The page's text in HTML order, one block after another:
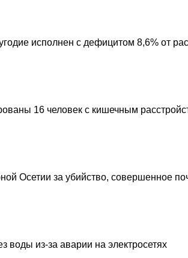
исполнен с дефицитом 8,6% от
16 человек с кишечным
Осетии за убийство, совершенное
воды из-за аварии на электросетях